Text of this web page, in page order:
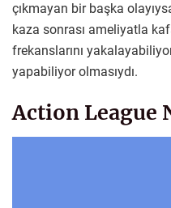
çıkmayan bir başka
kaza sonrası ameliyatla
frekanslarını
yapabiliyor olmasıydı.
Action League